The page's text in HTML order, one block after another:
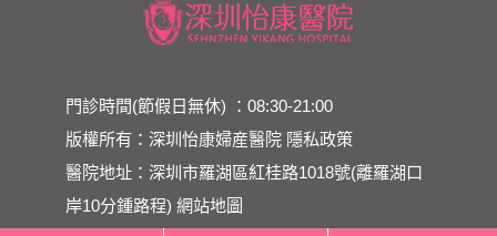
門診時間(節假日無休) ：08:30-21:00
版權所有：深圳怡康婦産醫院 隱私政策
醫院地址：深圳市羅湖區紅桂路1018號(離羅湖口
岸10分鍾路程)網站地圖